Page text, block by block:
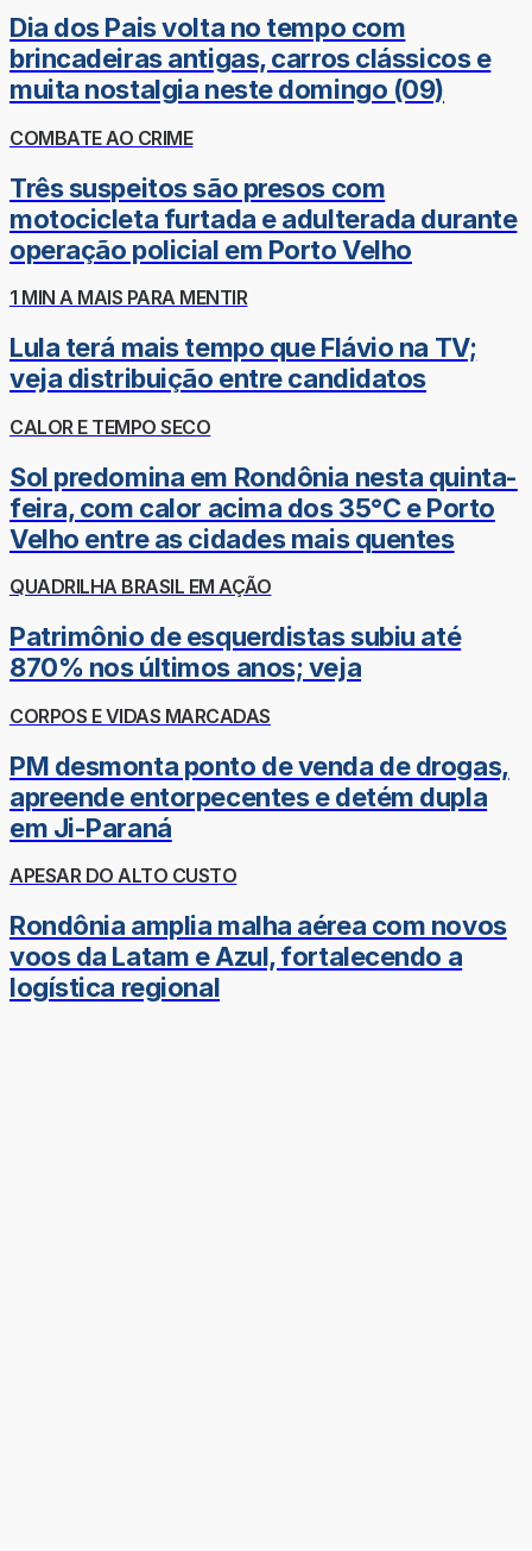
Dia dos Pais volta no tempo com
brincadeiras antigas, carros clássicos e
muita nostalgia neste domingo (09)
COMBATE AO CRIME
Três suspeitos são presos com
motocicleta furtada e adulterada durante
operação policial em Porto Velho
1 MIN A MAIS PARA MENTIR
Lula terá mais tempo que Flávio na TV;
veja distribuição entre candidatos
CALOR E TEMPO SECO
Sol predomina em Rondônia nesta quinta-
feira, com calor acima dos 35°C e Porto
Velho entre as cidades mais quentes
QUADRILHA BRASIL EM AÇÃO
Patrimônio de esquerdistas subiu até
870% nos últimos anos; veja
CORPOS E VIDAS MARCADAS
PM desmonta ponto de venda de drogas,
apreende entorpecentes e detém dupla
em Ji-Paraná
APESAR DO ALTO CUSTO
Rondônia amplia malha aérea com novos
voos da Latam e Azul, fortalecendo a
logística regional